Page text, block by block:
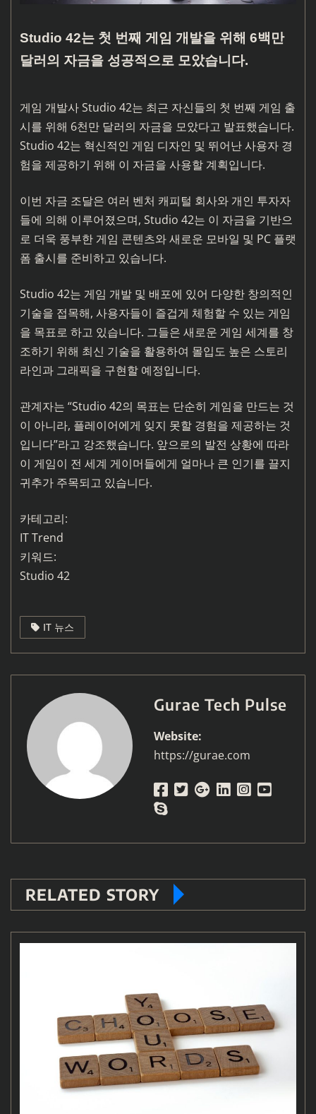
Studio 42는 첫 번째 게임 개발을 위해 6백만
달러의 자금을 성공적으로 모았습니다.
게임 개발사 Studio 42는 최근 자신들의 첫 번째 게임 출
시를 위해 6천만 달러의 자금을 모았다고 발표했습니다.
Studio 42는 혁신적인 게임 디자인 및 뛰어난 사용자 경
험을 제공하기 위해 이 자금을 사용할 계획입니다.
이번 자금 조달은 여러 벤처 캐피털 회사와 개인 투자자
들에 의해 이루어졌으며, Studio 42는 이 자금을 기반으
로 더욱 풍부한 게임 콘텐츠와 새로운 모바일 및 PC 플랫
폼 출시를 준비하고 있습니다.
Studio 42는 게임 개발 및 배포에 있어 다양한 창의적인
기술을 접목해, 사용자들이 즐겁게 체험할 수 있는 게임
을 목표로 하고 있습니다. 그들은 새로운 게임 세계를 창
조하기 위해 최신 기술을 활용하여 몰입도 높은 스토리
라인과 그래픽을 구현할 예정입니다.
관계자는 “Studio 42의 목표는 단순히 게임을 만드는 것
이 아니라, 플레이어에게 잊지 못할 경험을 제공하는 것
입니다”라고 강조했습니다. 앞으로의 발전 상황에 따라
이 게임이 전 세계 게이머들에게 얼마나 큰 인기를 끌지
귀추가 주목되고 있습니다.
카테고리:
IT Trend
키워드:
Studio 42
IT 뉴스
Gurae Tech Pulse
Website:
https://gurae.com
RELATED STORY